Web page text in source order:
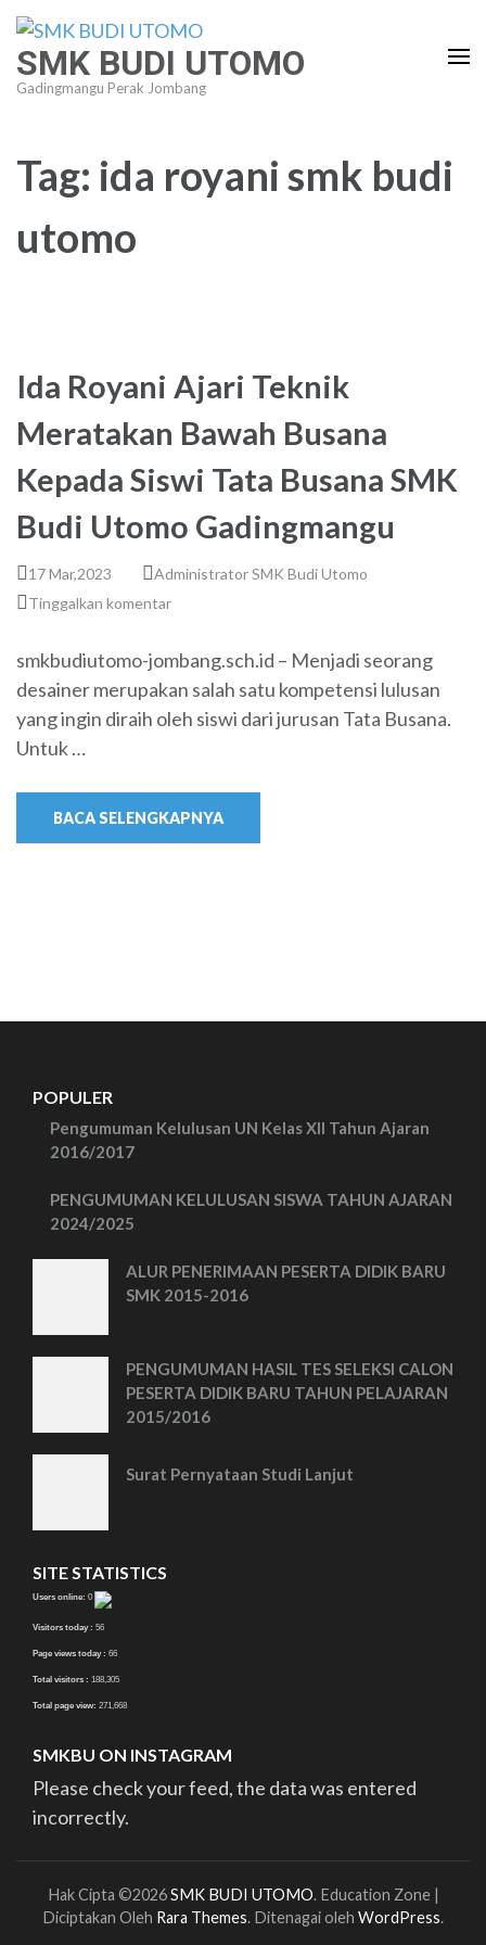
Lompat
konten
(Tekan
SMK BUDI UTOMO
Gadingmangu Perak Jombang
Tag: ida royani smk budi
utomo
Ida Royani Ajari Teknik
Meratakan Bawah Busana
Kepada Siswi Tata Busana SMK
Budi Utomo Gadingmangu
17 Mar,2023
Administrator SMK Budi Utomo
Tinggalkan komentar
smkbudiutomo-jombang.sch.id – Menjadi seorang
desainer merupakan salah satu kompetensi lulusan
yang ingin diraih oleh siswi dari jurusan Tata Busana.
Untuk …
BACA SELENGKAPNYA
POPULER
Pengumuman Kelulusan UN Kelas XII Tahun Ajaran
2016/2017
PENGUMUMAN KELULUSAN SISWA TAHUN AJARAN
2024/2025
ALUR PENERIMAAN PESERTA DIDIK BARU
SMK 2015-2016
PENGUMUMAN HASIL TES SELEKSI CALON
PESERTA DIDIK BARU TAHUN PELAJARAN
2015/2016
Surat Pernyataan Studi Lanjut
SITE STATISTICS
Users online: 0
Visitors today : 56
Page views today : 66
Total visitors : 188,305
Total page view: 271,668
SMKBU ON INSTAGRAM
Please check your feed, the data was entered
incorrectly.
Hak Cipta ©2026SMK BUDI UTOMO. Education Zone |
Diciptakan Oleh Rara Themes. Ditenagai oleh WordPress.